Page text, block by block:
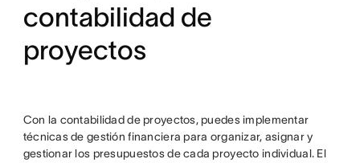
contabilidad de
proyectos
Con la contabilidad de proyectos, puedes implementar
técnicas de gestión financiera para organizar, asignar y
gestionar los presupuestos de cada proyecto individual. El